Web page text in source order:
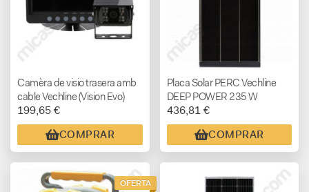
Camèra de visio trasera amb
cable Vechline (Vision Evo)
199,65 €
COMPRAR
Placa Solar PERC Vechline
DEEP POWER 235 W
436,81 €
COMPRAR
OFERTA